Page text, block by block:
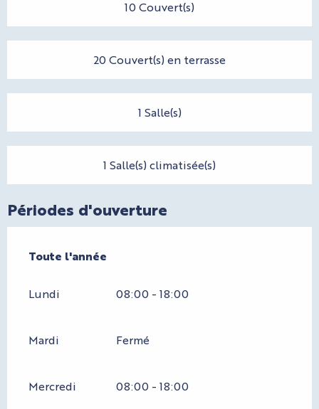
10 Couvert(s)
20 Couvert(s) en terrasse
1 Salle(s)
1 Salle(s) climatisée(s)
Périodes d'ouverture
Toute l'année
Toute l'année
Lundi 08:00 - 18:00
Mardi Fermé
Mercredi 08:00 - 18:00